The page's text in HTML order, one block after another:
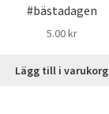
#bästadagen
5.00kr
Lägg till i varukorg